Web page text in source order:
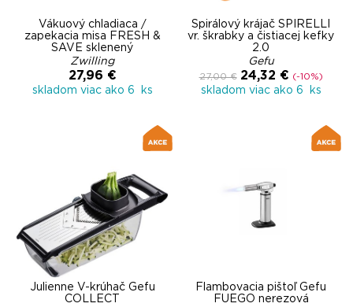
Vákuový chladiaca /
zapekacia misa FRESH &
SAVE sklenený
Zwilling
27,96 €
skladom viac ako 6 ks
Špirálový krájač SPIRELLI
vr. škrabky a čistiacej kefky
2.0
Gefu
27,00 € 24,32 € (-10%)
skladom viac ako 6 ks
Julienne V-krúhač Gefu
COLLECT
Flambovacia pištoľ Gefu
FUEGO nerezová